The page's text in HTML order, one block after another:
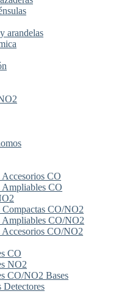
arandelas
Accesorios CO
Ampliables CO
Compactas CO/NO2
Ampliables CO/NO2
Accesorios CO/NO2
CO
NO2
CO/NO2 Bases
Detectores